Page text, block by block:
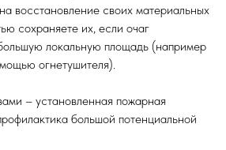
восстановление своих материальных
сохраняете их, если очаг
локальную площадь (например
огнетушителя).
– установленная пожарная
большой потенциальной